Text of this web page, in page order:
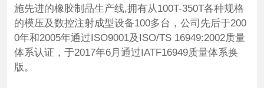
施先进的橡胶制品生产线,拥有从100T-350T各种规格
的模压及数控注射成型设备100多台，公司先后于200
0年和2005年通过ISO9001及ISO/TS 16949:2002质量
体系认证，于2017年6月通过IATF16949质量体系换
版。